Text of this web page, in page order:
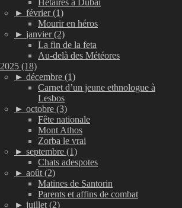
Hétaïres à Dubaï
► février (1)
Mourir en héros
► janvier (2)
La fin de la feta
Au-delà des Météores
2025 (18)
► décembre (1)
Carnet d’un jeune ethnologue à
Lesbos
► octobre (3)
Fête nationale
Mont Athos
Zorba le vrai
► septembre (1)
Chats adespotes
► août (2)
Matines de Santorin
Parents et affins de combat
► juillet (2)